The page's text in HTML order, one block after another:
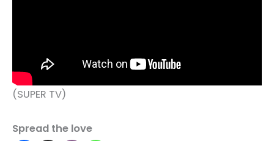
(SUPER TV)
Spread the love